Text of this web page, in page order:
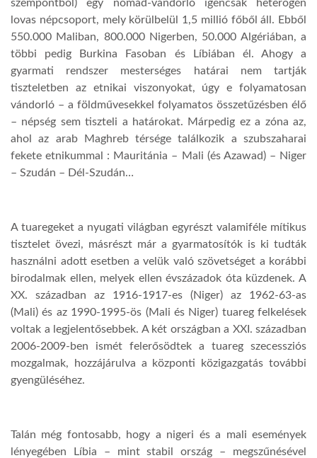
szempontból) egy nomád-vándorló igencsak heterogén
lovas népcsoport, mely körülbelül 1,5 millió főből áll. Ebből
550.000 Maliban, 800.000 Nigerben, 50.000 Algériában, a
többi pedig Burkina Fasoban és Líbiában él. Ahogy a
gyarmati rendszer mesterséges határai nem tartják
tiszteletben az etnikai viszonyokat, úgy e folyamatosan
vándorló – a földművesekkel folyamatos összetűzésben élő
– népség sem tiszteli a határokat. Márpedig ez a zóna az,
ahol az arab Maghreb térsége találkozik a szubszaharai
fekete etnikummal : Mauritánia – Mali (és Azawad) – Niger
– Szudán – Dél-Szudán…
A tuaregeket a nyugati világban egyrészt valamiféle mítikus
tisztelet övezi, másrészt már a gyarmatosítók is ki tudták
használni adott esetben a velük való szövetséget a korábbi
birodalmak ellen, melyek ellen évszázadok óta küzdenek. A
XX. században az 1916-1917-es (Niger) az 1962-63-as
(Mali) és az 1990-1995-ös (Mali és Niger) tuareg felkelések
voltak a legjelentősebbek. A két országban a XXI. században
2006-2009-ben ismét felerősödtek a tuareg szecessziós
mozgalmak, hozzájárulva a központi közigazgatás további
gyengüléséhez.
Talán még fontosabb, hogy a nigeri és a mali események
lényegében Líbia – mint stabil ország – megszűnésével